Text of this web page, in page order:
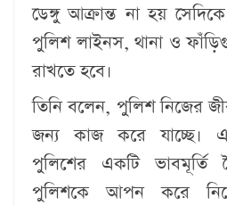
ডেঙ্গু আক্রান্ত না হয়
পুলিশ লাইনস, থানা ও
রাখতে হবে।
তিনি বলেন, পুলিশ নিজের
জন্য কাজ করে যাচ্ছে।
পুলিশের একটি ভাবমূর্তি
পুলিশকে আপন করে